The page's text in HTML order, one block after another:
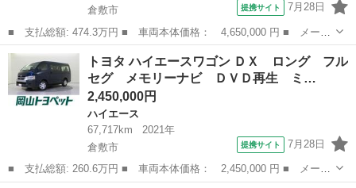
倉敷市
提携サイト 7月28日
■ 支払総額: 474.3万円 ■ 車両本体価格： 4,650,000 円 ■ メーカ
ー名： トヨタ ■ 車種名： ハイエースバン ■ グレード名： ス
ーパーＧＬ ダークプライムＩＩ ワンオーナー セーフティセン
ス デジタ...
岡山 倉敷市 ハイエース
トヨタ ハイエースワゴン ＤＸ ロング フル
セグ メモリーナビ ＤＶＤ再生 ミ…
2,450,000円
ハイエース
67,717km
2021年
倉敷市
提携サイト 7月28日
■ 支払総額: 260.6万円 ■ 車両本体価格： 2,450,000 円 ■ メーカ
ー名： トヨタ ■ 車種名： ハイエースワゴン ■ グレード名：